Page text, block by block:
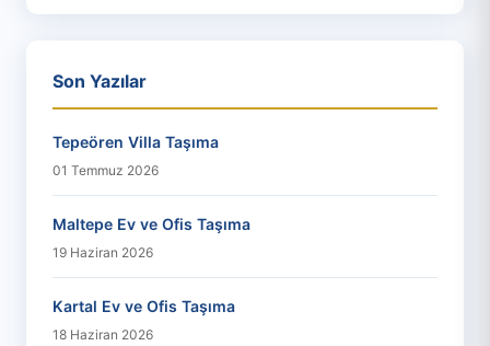
Son Yazılar
Tepeören Villa Taşıma
01 Temmuz 2026
Maltepe Ev ve Ofis Taşıma
19 Haziran 2026
Kartal Ev ve Ofis Taşıma
18 Haziran 2026